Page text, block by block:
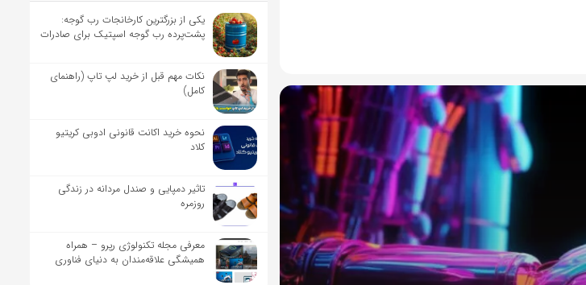
یکی از بزرگترین کارخانجات رب گوجه:
پشت‌پرده رب گوجه اسپتیک برای صادرات
نکات مهم قبل از خرید لپ تاپ (راهنمای
کامل)
نحوه خرید اکانت قانونی ادوبی کریتیو
کلاد
تاثیر دمپایی و صندل مردانه در زندگی
روزمره
معرفی مجله تکنولوژی رپرو – همراه
همیشگی علاقه‌مندان به دنیای فناوری